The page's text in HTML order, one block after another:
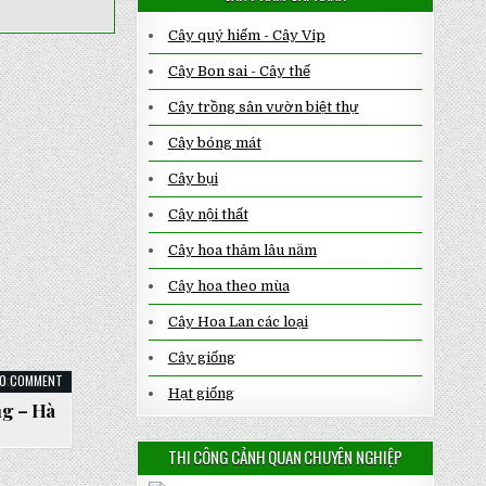
0 COMMENT ON
THI
CÔNG
SÂN
VƯỜN
ĐAN
PHƯỢNG
–
– Hà
Cây quý hiếm - Cây Vip
Cây Bon sai - Cây thế
Cây trồng sân vườn biệt thự
Cây bóng mát
Cây bụi
Cây nội thất
Cây hoa thảm lâu năm
Cây hoa theo mùa
Cây Hoa Lan các loại
Cây giống
Hạt giống
THI CÔNG CẢNH QUAN CHUYÊN NGHIỆP